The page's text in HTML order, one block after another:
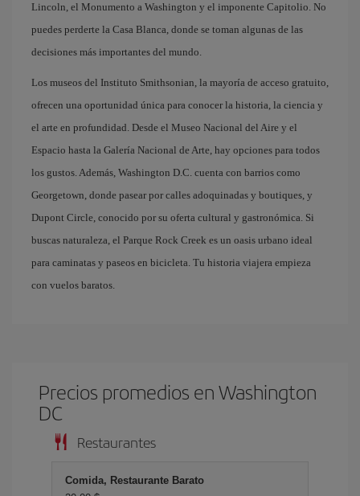
Lincoln, el Monumento a Washington y el imponente Capitolio. No
puedes perderte la Casa Blanca, donde se toman algunas de las
decisiones más importantes del mundo.
Los museos del Instituto Smithsonian, la mayoría de acceso gratuito,
ofrecen una oportunidad única para conocer la historia, la ciencia y
el arte en profundidad. Desde el Museo Nacional del Aire y el
Espacio hasta la Galería Nacional de Arte, hay opciones para todos
los gustos. Además, Washington D.C. cuenta con barrios como
Georgetown, donde pasear por calles adoquinadas y boutiques, y
Dupont Circle, conocido por su oferta cultural y gastronómica. Si
buscas naturaleza, el Parque Rock Creek es un oasis urbano ideal
para caminatas y paseos en bicicleta. Tu historia viajera empieza
con vuelos baratos.
Precios promedios en Washington
DC
Restaurantes
Comida, Restaurante Barato